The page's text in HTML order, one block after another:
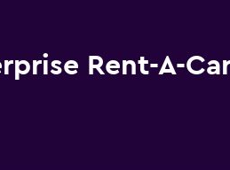
Rent-A-